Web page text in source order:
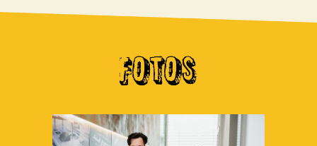
FOTOS